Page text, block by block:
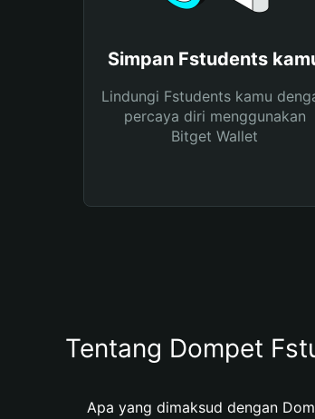
Simpan Fstudents
Lindungi Fstudents kamu
percaya diri menggunakan
Bitget Wallet
Tentang Dompet
Apa yang dimaksud dengan